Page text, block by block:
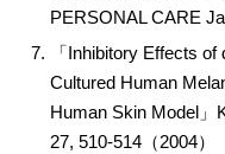
PERSONAL CARE
「Inhibitory Effects
Cultured Human
Human Skin Model」
27, 510-514（2004）